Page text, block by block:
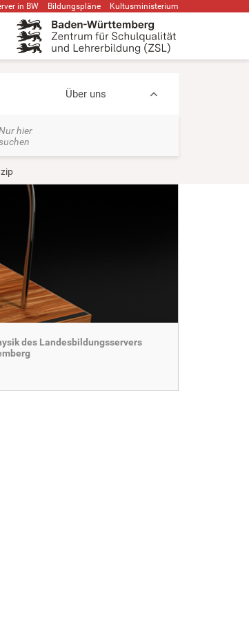
in BW Bildungspläne Kultusministerium
Über uns
hier
des Landesbildungsservers